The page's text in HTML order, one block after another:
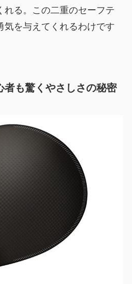
れる。この二重のセーフテ
気を与えてくれるわけです
者も驚くやさしさの秘密